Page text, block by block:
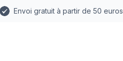
Envoi gratuit à partir de 50 euros